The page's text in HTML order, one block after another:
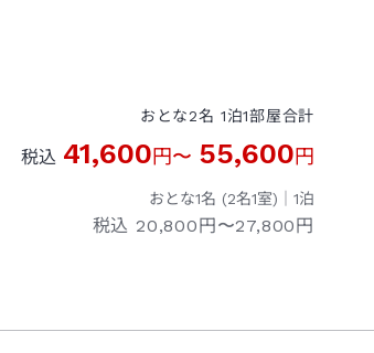
おとな2名 1泊1部屋合計
税込 41,600円〜 55,600円
おとな1名 (2名1室)｜ 1泊
税込 20,800円〜27,800円